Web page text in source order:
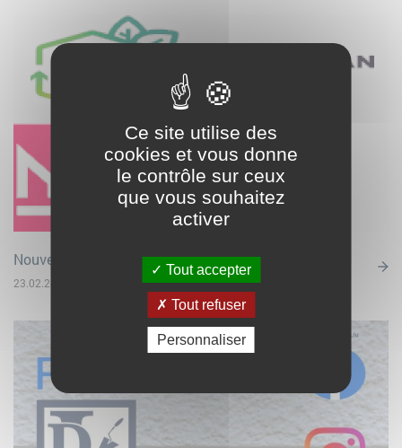
Nouveaux labels
23.02.24
Ce site utilise des
cookies et vous donne
le contrôle sur ceux
que vous souhaitez
activer
Tout accepter
Tout refuser
Personnaliser